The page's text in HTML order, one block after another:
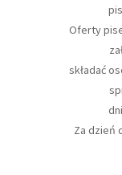
Oferty
składać
Za dzień